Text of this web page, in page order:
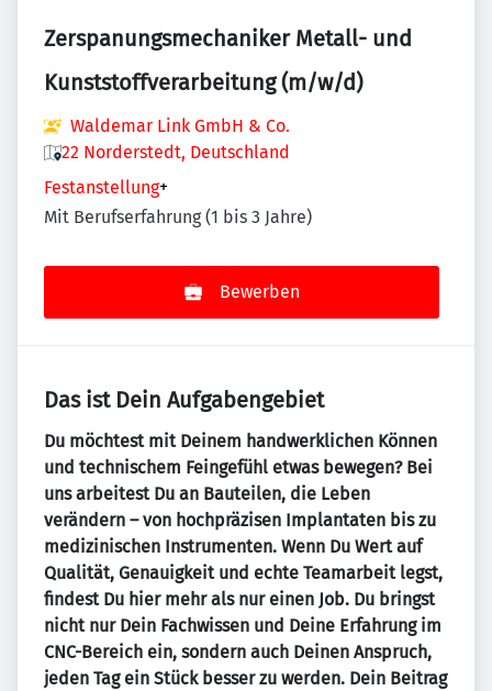
Zerspanungsmechaniker Metall- und
Kunststoffverarbeitung (m/w/d)
Waldemar Link GmbH & Co.
22 Norderstedt, Deutschland
Festanstellung+
Mit Berufserfahrung (1 bis 3 Jahre)
Bewerben
Das ist Dein Aufgabengebiet
Du möchtest mit Deinem handwerklichen Können
und technischem Feingefühl etwas bewegen? Bei
uns arbeitest Du an Bauteilen, die Leben
verändern – von hochpräzisen Implantaten bis zu
medizinischen Instrumenten. Wenn Du Wert auf
Qualität, Genauigkeit und echte Teamarbeit legst,
findest Du hier mehr als nur einen Job. Du bringst
nicht nur Dein Fachwissen und Deine Erfahrung im
CNC-Bereich ein, sondern auch Deinen Anspruch,
jeden Tag ein Stück besser zu werden. Dein Beitrag